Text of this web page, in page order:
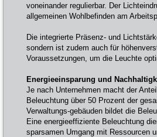
voneinander regulierbar. Der
allgemeinen Wohlbefinden am
Die integrierte Präsenz- und
sondern ist zudem auch für
Voraussetzungen, um die Leuchte
Energieeinsparung und
Je nach Unternehmen macht der
Beleuchtung über 50 Prozent der
Verwaltungs-gebäuden bildet die
Eine energieeffiziente Beleuchtung
sparsamen Umgang mit Ressourcen